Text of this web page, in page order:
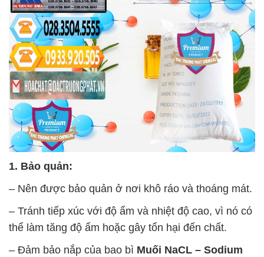
1. Bảo quản:
– Nên được bảo quản ở nơi khô ráo và thoáng mát.
– Tránh tiếp xúc với độ ẩm và nhiệt độ cao, vì nó có
thể làm tăng độ ẩm hoặc gây tổn hại đến chất.
– Đảm bảo nắp của bao bì Muối NaCL – Sodium